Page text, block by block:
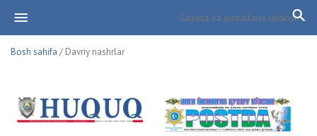
Bosh sahifa / Davriy nashrlar